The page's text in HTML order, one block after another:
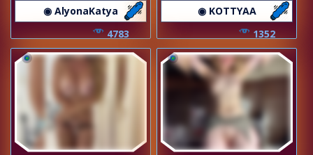
◉ AlyonaKatya
4783
◉ KOTTYAA
1352